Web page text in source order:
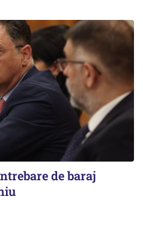
de baraj